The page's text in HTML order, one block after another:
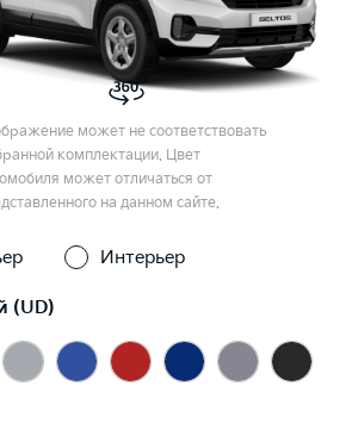
может не соответствовать
комплектации. Цвет
может отличаться от
на данном сайте.
Интерьер
(UD)